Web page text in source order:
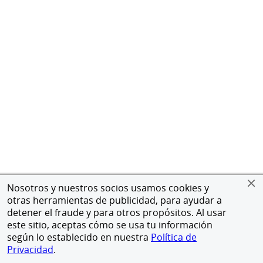
Nosotros y nuestros socios usamos cookies y
otras herramientas de publicidad, para ayudar a
detener el fraude y para otros propósitos. Al usar
este sitio, aceptas cómo se usa tu información
según lo establecido en nuestra Política de
Privacidad.